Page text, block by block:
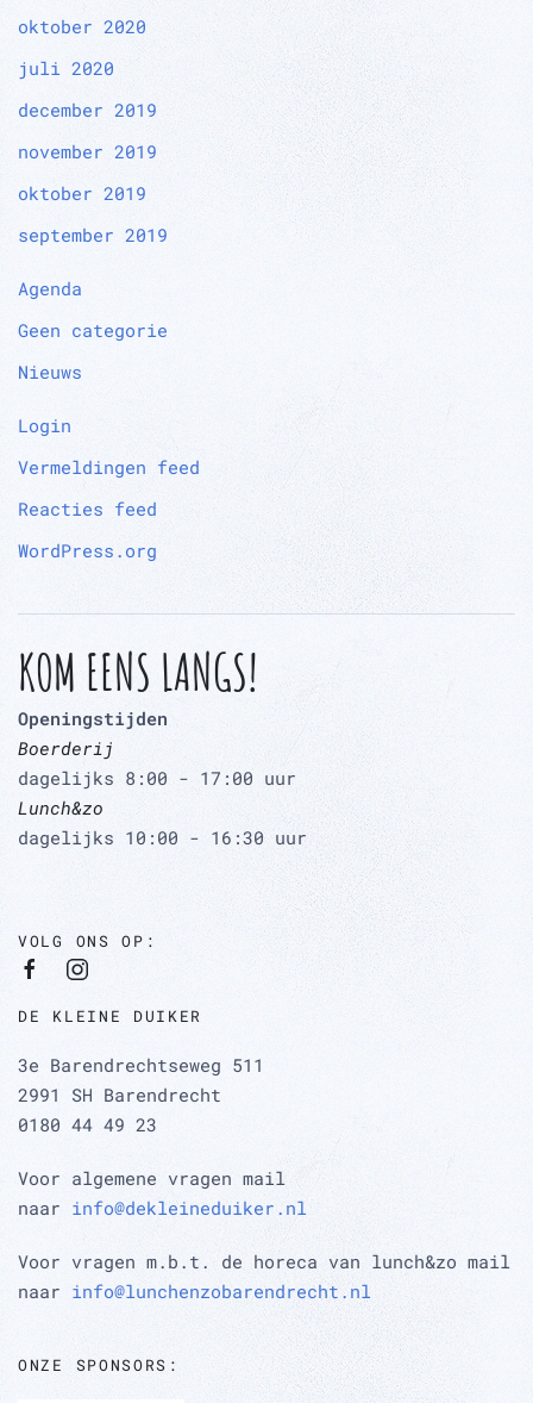
oktober 2020
juli 2020
december 2019
november 2019
oktober 2019
september 2019
Agenda
Geen categorie
Nieuws
Login
Vermeldingen feed
Reacties feed
WordPress.org
KOM EENS LANGS!
Openingstijden
Boerderij
dagelijks 8:00 - 17:00 uur
Lunch&zo
dagelijks 10:00 - 16:30 uur
VOLG ONS OP:
DE KLEINE DUIKER
3e Barendrechtseweg 511
2991 SH Barendrecht
0180 44 49 23
Voor algemene vragen mail
naar info@dekleineduiker.nl
Voor vragen m.b.t. de horeca van lunch&zo mail
naar info@lunchenzobarendrecht.nl
ONZE SPONSORS: